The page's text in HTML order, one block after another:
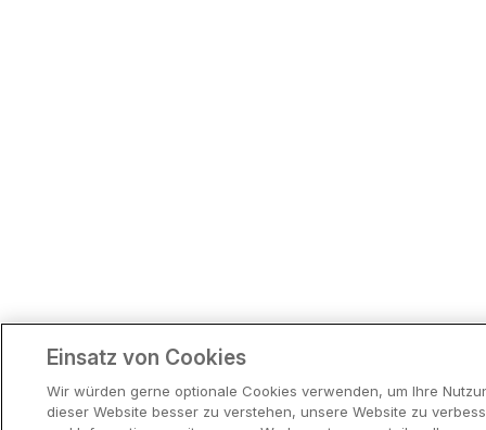
Einsatz von Cookies
Wir würden gerne optionale Cookies verwenden, um Ihre
dieser Website besser zu verstehen, unsere Website zu